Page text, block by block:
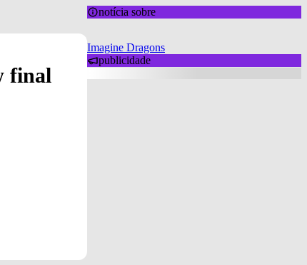
final
notícia sobre
Imagine Dragons
publicidade